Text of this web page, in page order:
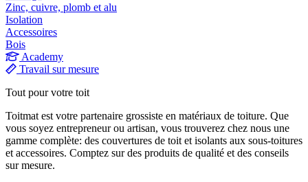
Zinc, cuivre, plomb et alu
Isolation
Accessoires
Bois
Academy
Travail sur mesure
Tout pour votre toit
Toitmat est votre partenaire grossiste en matériaux de toiture. Que
vous soyez entrepreneur ou artisan, vous trouverez chez nous une
gamme complète: des couvertures de toit et isolants aux sous-toitures
et accessoires. Comptez sur des produits de qualité et des conseils
sur mesure.